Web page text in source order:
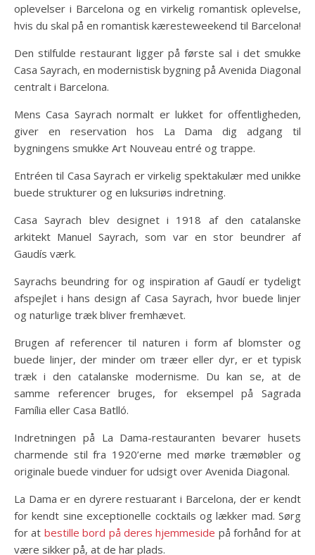
oplevelser i Barcelona ​og en virkelig romantisk oplevelse,
hvis du skal på en romantisk kæresteweekend til Barcelona!
Den stilfulde restaurant ligger på første sal i det smukke
Casa Sayrach, en modernistisk bygning på Avenida Diagonal
centralt i Barcelona.
Mens Casa Sayrach normalt er lukket for offentligheden,
giver en reservation hos La Dama dig adgang til
bygningens smukke Art Nouveau entré og trappe.
Entréen til Casa Sayrach er virkelig spektakulær med unikke
buede strukturer og en luksuriøs indretning.
Casa Sayrach blev designet i 1918 af den catalanske
arkitekt Manuel Sayrach, som var en stor beundrer af
Gaudís værk.
Sayrachs beundring for og inspiration af Gaudí er tydeligt
afspejlet i hans design af Casa Sayrach, hvor buede linjer
og naturlige træk bliver fremhævet.
Brugen af referencer til naturen i form af blomster og
buede linjer, der minder om træer eller dyr, er et typisk
træk i den catalanske modernisme. Du kan se, at de
samme referencer bruges, for eksempel på Sagrada
Família eller Casa Batlló.
Indretningen på La Dama-restauranten bevarer husets
charmende stil fra 1920’erne med mørke træmøbler og
originale buede vinduer for udsigt over Avenida Diagonal.
La Dama er en dyrere restuarant i Barcelona, der er kendt
for kendt sine exceptionelle cocktails og lækker mad. Sørg
for at bestille bord på deres hjemmeside på forhånd for at
være sikker på, at de har plads.